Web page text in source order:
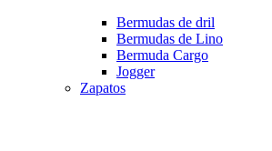
Bermudas de dril
Bermudas de Lino
Bermuda Cargo
Jogger
Zapatos